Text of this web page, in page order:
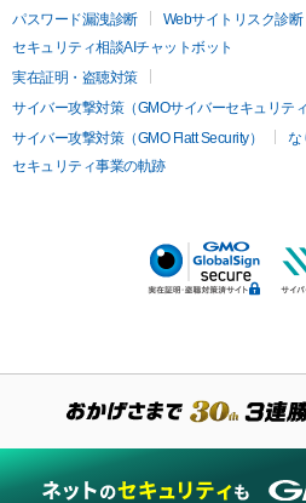
パスワード漏洩診断
Webサイトリスク診断
セキュリティ相談AIチャットボット
実在証明・盗聴対策
サイバー攻撃対策（GMOサイバーセキュリテ
サイバー攻撃対策（GMO Flatt Security）
な
セキュリティ事業の軌跡